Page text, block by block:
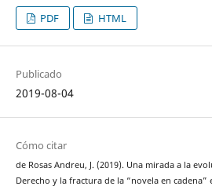
PDF HTML
Publicado
2019-08-04
Cómo citar
de Rosas Andreu, J. (2019). Una mirada a la
Derecho y la fractura de la “novela en cadena”